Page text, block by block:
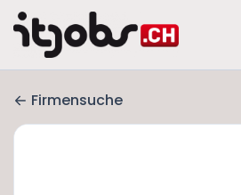
Firmensuche